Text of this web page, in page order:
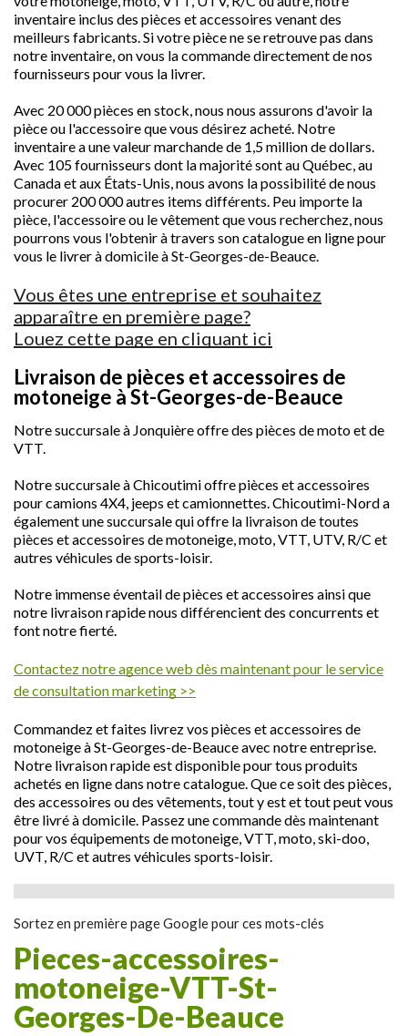
inventaire inclus des pièces et accessoires venant des
meilleurs fabricants. Si votre pièce ne se retrouve pas dans
notre inventaire, on vous la commande directement de nos
fournisseurs pour vous la livrer.
Avec 20 000 pièces en stock, nous nous assurons d'avoir la
pièce ou l'accessoire que vous désirez acheté. Notre
inventaire a une valeur marchande de 1,5 million de dollars.
Avec 105 fournisseurs dont la majorité sont au Québec, au
Canada et aux États-Unis, nous avons la possibilité de nous
procurer 200 000 autres items différents. Peu importe la
pièce, l'accessoire ou le vêtement que vous recherchez, nous
pourrons vous l'obtenir à travers son catalogue en ligne pour
vous le livrer à domicile à St-Georges-de-Beauce.
Vous êtes une entreprise et souhaitez
apparaître en première page?
Louez cette page en cliquant ici
Livraison de pièces et accessoires de
motoneige à St-Georges-de-Beauce
Notre succursale à Jonquière offre des pièces de moto et de
VTT.
Notre succursale à Chicoutimi offre pièces et accessoires
pour camions 4X4, jeeps et camionnettes. Chicoutimi-Nord a
également une succursale qui offre la livraison de toutes
pièces et accessoires de motoneige, moto, VTT, UTV, R/C et
autres véhicules de sports-loisir.
Notre immense éventail de pièces et accessoires ainsi que
notre livraison rapide nous différencient des concurrents et
font notre fierté.
Contactez notre agence web dès maintenant pour le service
de consultation marketing >>
Commandez et faites livrez vos pièces et accessoires de
motoneige à St-Georges-de-Beauce avec notre entreprise.
Notre livraison rapide est disponible pour tous produits
achetés en ligne dans notre catalogue. Que ce soit des pièces,
des accessoires ou des vêtements, tout y est et tout peut vous
être livré à domicile. Passez une commande dès maintenant
pour vos équipements de motoneige, VTT, moto, ski-doo,
UVT, R/C et autres véhicules sports-loisir.
Sortez en première page Google pour ces mots-clés
pieces-accessoires-
motoneige-VTT-St-
Georges-De-Beauce